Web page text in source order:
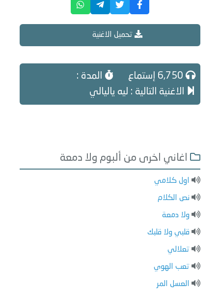
تحميل الاغنية
المدة :
الاغنية التالية : ليه ياليالي
اغاني اخرى من ألبوم ولا دمعة
اول كلامي
نص الكلام
ولا دمعة
قلبي ولا قلبك
تعلالي
تعب الهوي
العسل المر